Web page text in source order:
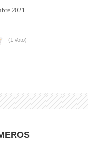
2021.
(1 Voto)